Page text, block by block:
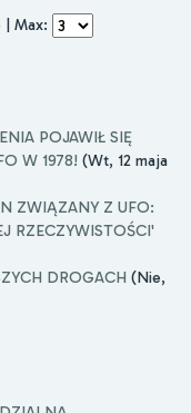
Max:
POJAWIŁ SIĘ
W 1978! (Wt, 12 maja
ZWIĄZANY Z UFO:
RZECZYWISTOŚCI'
DROGACH (Nie,